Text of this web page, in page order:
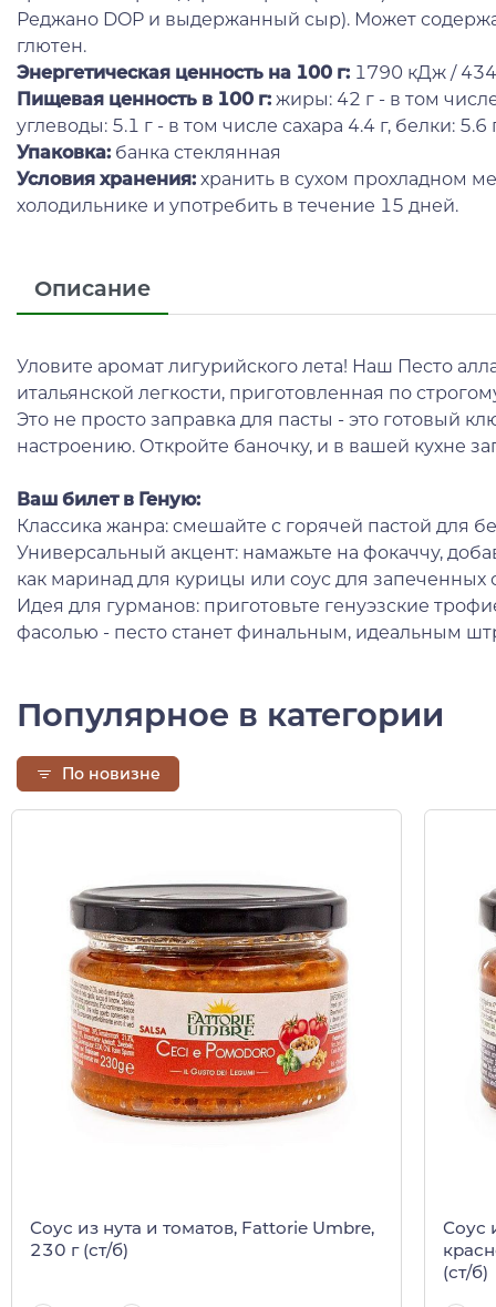
Реджано DOP и выдержанный сыр). Может
глютен.
Энергетическая ценность на 100 г: 1790 кДж /
Пищевая ценность в 100 г: жиры: 42 г - в том
углеводы: 5.1 г - в том числе сахара 4.4 г, белки: 5.6
Упаковка: банка стеклянная
Условия хранения: хранить в сухом прохладном
холодильнике и употребить в течение 15 дней.
Описание
Уловите аромат лигурийского лета! Наш Песто
итальянской легкости, приготовленная по
Это не просто заправка для пасты - это готовый
настроению. Откройте баночку, и в вашей кухне
Ваш билет в Геную:
Классика жанра: cмешайте с горячей пастой для
Универсальный акцент: намажьте на фокаччу,
как маринад для курицы или соус для запеченных
Идея для гурманов: приготовьте генуэзские
фасолью - песто станет финальным, идеальным
Популярное в категории
По новизне
Соус из нута и томатов, Fattorie Umbre,
230 г (ст/б)
Соус
(ст/б)